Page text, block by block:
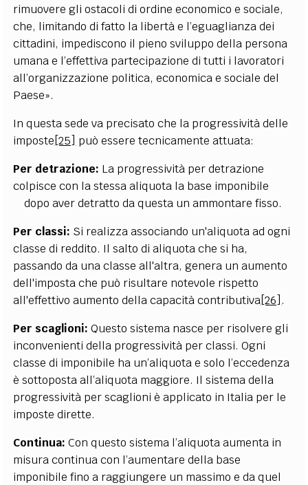
rimuovere gli ostacoli di ordine economico e sociale,
che, limitando di fatto la libertà e l’eguaglianza dei
cittadini, impediscono il pieno sviluppo della persona
umana e l’effettiva partecipazione di tutti i lavoratori
all’organizzazione politica, economica e sociale del
Paese».
In questa sede va precisato che la progressività delle
imposte[25] può essere tecnicamente attuata:
Per detrazione: La progressività per detrazione
colpisce con la stessa aliquota la base imponibile
dopo aver detratto da questa un ammontare fisso.
Per classi: Si realizza associando un'aliquota ad ogni
classe di reddito. Il salto di aliquota che si ha,
passando da una classe all'altra, genera un aumento
dell'imposta che può risultare notevole rispetto
all'effettivo aumento della capacità contributiva[26] .
Per scaglioni: Questo sistema nasce per risolvere gli
inconvenienti della progressività per classi. Ogni
classe di imponibile ha un’aliquota e solo l’eccedenza
è sottoposta all’aliquota maggiore. Il sistema della
progressività per scaglioni è applicato in Italia per le
imposte dirette.
Continua:Con questo sistema l’aliquota aumenta in
misura continua con l’aumentare della base
imponibile fino a raggiungere un massimo e da quel